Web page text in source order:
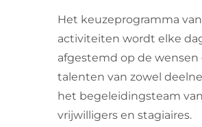
Het keuzeprogramma van
activiteiten wordt elke
afgestemd op de wensen
talenten van zowel
het begeleidingsteam van
vrijwilligers en stagiaires.